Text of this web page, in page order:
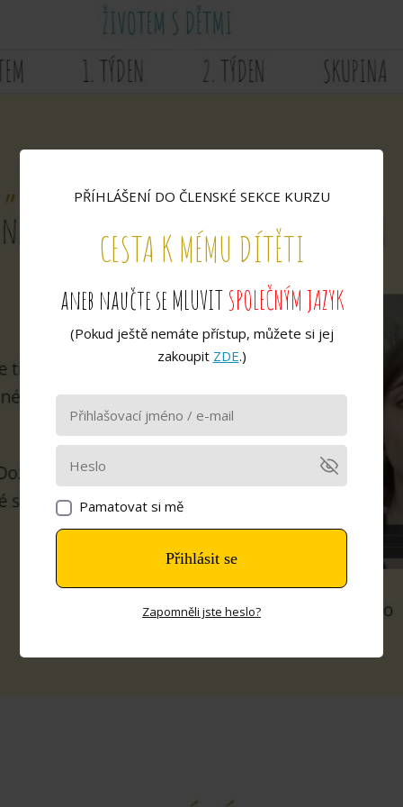
PŘÍHLÁŠENÍ DO ČLENSKÉ SEKCE KURZU
CESTA K MÉMU DÍTĚTI
aneb naučte se MLUVITSPOLEČNÝM JAZYK
(Pokud ještě nemáte přístup, můžete si jej
zakoupit ZDE.)
Pamatovat si mě
Přihlásit se
Zapomněli jste heslo?